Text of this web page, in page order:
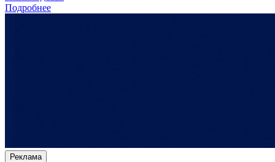
Подробнее
Реклама